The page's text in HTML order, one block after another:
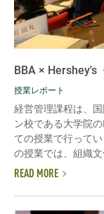
BBA × Hershey's
授業レポート
経営管理課程は、
ン校である大学院
ての授業で行って
の授業では、組織文
READ MORE